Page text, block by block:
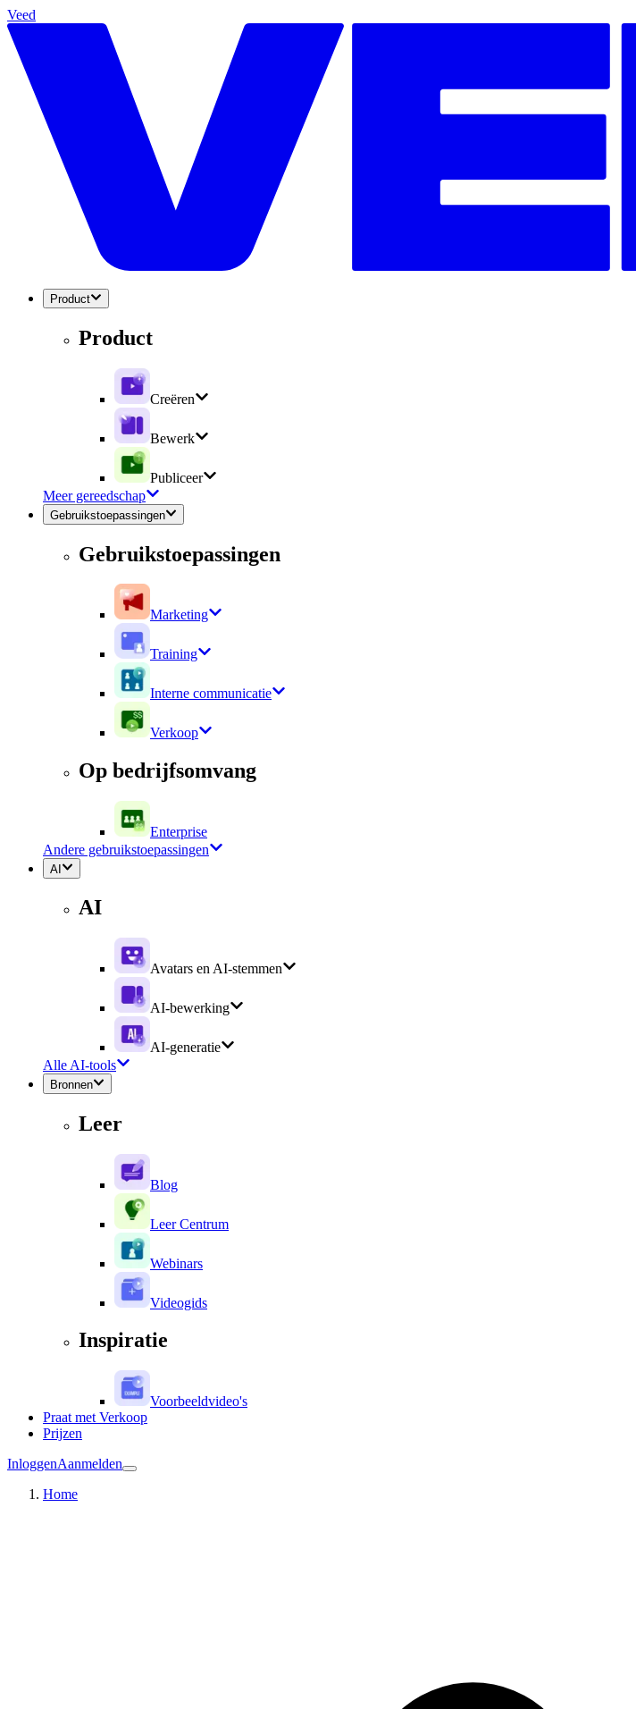
Veed
Product
Product
Creëren
Bewerk
Publiceer
Meer gereedschap
Gebruikstoepassingen
Gebruikstoepassingen
Marketing
Training
Interne communicatie
Verkoop
Op bedrijfsomvang
Enterprise
Andere gebruikstoepassingen
AI
AI
Avatars en AI-stemmen
AI-bewerking
AI-generatie
Alle AI-tools
Bronnen
Leer
Blog
Leer Centrum
Webinars
Videogids
Inspiratie
Voorbeeldvideo's
Praat met Verkoop
Prijzen
InloggenAanmelden
Home